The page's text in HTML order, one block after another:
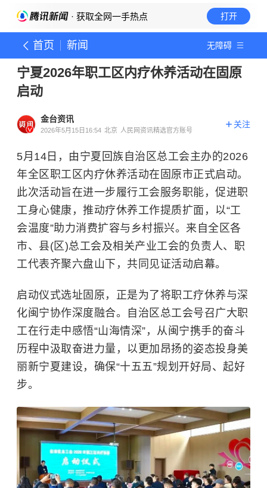
· 获取全网一手热点 打开
首页 新闻 无障碍
宁夏2026年职工区内疗休养活动在固原
启动
金台资讯
2026年5月15日16:54 北京 人民网资讯精选官方账号
关注
5月14日，由宁夏回族自治区总工会主办的2026
年全区职工区内疗休养活动在固原市正式启动。
此次活动旨在进一步履行工会服务职能，促进职
工身心健康，推动疗休养工作提质扩面，以“工
会温度”助力消费扩容与乡村振兴。来自全区各
市、县(区)总工会及相关产业工会的负责人、职
工代表齐聚六盘山下，共同见证活动启幕。
启动仪式选址固原，正是为了将职工疗休养与深
化闽宁协作深度融合。自治区总工会号召广大职
工在行走中感悟“山海情深”，从闽宁携手的奋斗
历程中汲取奋进力量，以更加昂扬的姿态投身美
丽新宁夏建设，确保“十五五”规划开好局、起好
步。